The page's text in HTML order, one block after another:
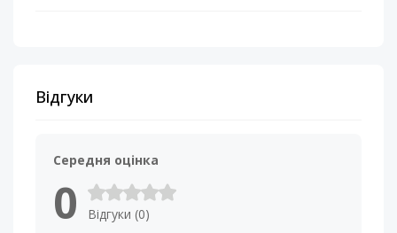
Відгуки
Середня оцінка
0 Відгуки (0)